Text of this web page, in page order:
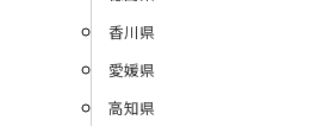
香川県
愛媛県
高知県